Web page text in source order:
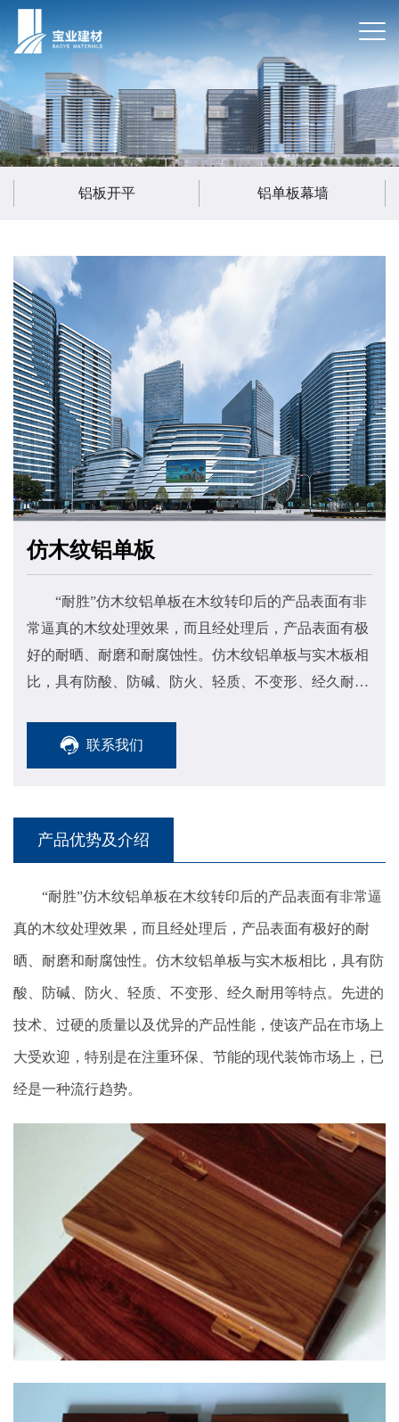
铝板开平 铝单板幕墙
仿木纹铝单板
“耐胜”仿木纹铝单板在木纹转印后的产品表面有非
常逼真的木纹处理效果，而且经处理后，产品表面有极
好的耐晒、耐磨和耐腐蚀性。仿木纹铝单板与实木板相
比，具有防酸、防碱、防火、轻质、不变形、经久耐用
能，使该产品在市场上大受欢迎，特别是在注重环保、
联系我们
产品优势及介绍
“耐胜”仿木纹铝单板在木纹转印后的产品表面有非常逼
真的木纹处理效果，而且经处理后，产品表面有极好的耐
晒、耐磨和耐腐蚀性。仿木纹铝单板与实木板相比，具有防
酸、防碱、防火、轻质、不变形、经久耐用等特点。先进的
技术、过硬的质量以及优异的产品性能，使该产品在市场上
大受欢迎，特别是在注重环保、节能的现代装饰市场上，已
经是一种流行趋势。